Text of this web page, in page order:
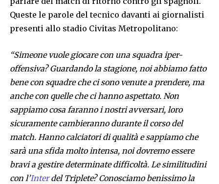
Queste le parole del tecnico davanti ai giornalisti
presenti allo stadio Civitas Metropolitano:
“Simeone vuole giocare con una squadra iper-
offensiva? Guardando la stagione, noi abbiamo fatto
bene con squadre che ci sono venute a prendere, ma
anche con quelle che ci hanno aspettato. Non
sappiamo cosa faranno i nostri avversari, loro
sicuramente cambieranno durante il corso del
match. Hanno calciatori di qualità e sappiamo che
sarà una sfida molto intensa, noi dovremo essere
bravi a gestire determinate difficoltà. Le similitudini
con l’Interdel Triplete? Conosciamo benissimo la